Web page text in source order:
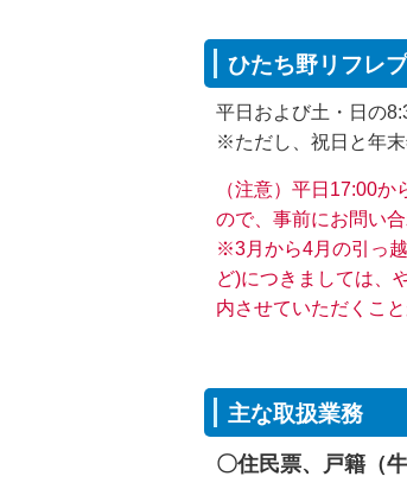
ひたち野リフレ
平日および土・日の
※ただし、祝日と年末
（注意）平日17:00
ので、事前にお問い合
※3月から4月の引っ
ど)につきましては、
内させていただくこ
主な取扱業務
〇住民票、戸籍（